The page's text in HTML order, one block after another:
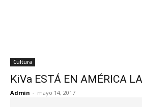
Cultura
KiVa ESTÁ EN AMÉRICA
Admin - mayo 14, 2017